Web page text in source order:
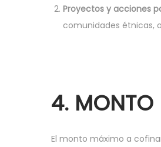
Proyectos y acciones
comunidades étnicas,
4.
El monto máximo a